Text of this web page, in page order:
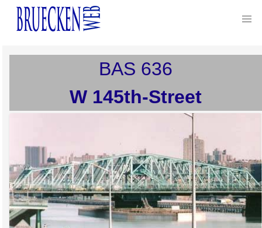
BAS 636
W 145th-Street